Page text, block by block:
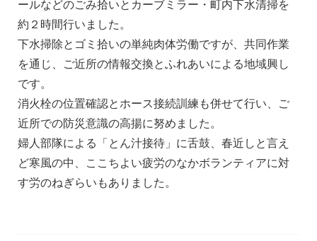
ールなどのごみ拾いとカーブミラー・町内下水清掃を
約２時間行いました。
下水掃除とゴミ拾いの単純肉体労働ですが、共同作業
を通じ、ご近所の情報交換とふれあいによる地域興し
です。
消火栓の位置確認とホース接続訓練も併せて行い、ご
近所での防災意識の高揚に努めました。
婦人部隊による「とん汁接待」に舌鼓、春近しと言え
ど寒風の中、ここちよい疲労のなかボランティアに対
す労のねぎらいもありました。